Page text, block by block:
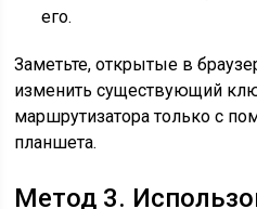
его.
Заметьте, открытые в
изменить существующий
маршрутизатора только с
планшета.
Метод 3.